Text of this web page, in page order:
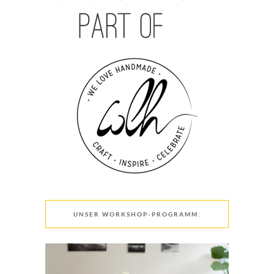
UNSER WORKSHOP-PROGRAMM: